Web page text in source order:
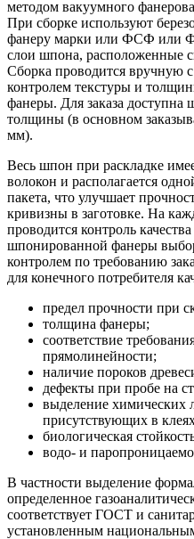
методом вакуумного
При сборке используют
фанеру марки или ФСФ или
слои шпона, расположенные
Сборка проводится вручную
контролем текстуры и
фанеры. Для заказа
толщины (в основном
мм).
Весь шпон при раскладке
волокон и располагается
пакета, что улучшает
кривизны в заготовке. На
проводится контроль
шпонированной фанеры
контролем по требованию
для конечного потребителя
предел прочности при
толщина фанеры;
соответствие
прямолинейности;
наличие пороков
дефекты при пробе на
выделение химических
присутствующих в
биологическая
водо- и
В частности выделение
определенное
соответствует ГОСТ и
установленным